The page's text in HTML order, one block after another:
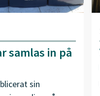
samlas in på
sin